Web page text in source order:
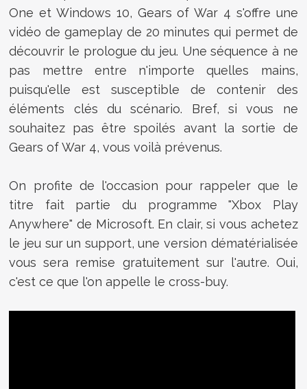
One et Windows 10, Gears of War 4 s'offre une
vidéo de gameplay de 20 minutes qui permet de
découvrir le prologue du jeu. Une séquence à ne
pas mettre entre n'importe quelles mains,
puisqu'elle est susceptible de contenir des
éléments clés du scénario. Bref, si vous ne
souhaitez pas être spoilés avant la sortie de
Gears of War 4, vous voilà prévenus.
On profite de l'occasion pour rappeler que le
titre fait partie du programme "Xbox Play
Anywhere" de Microsoft. En clair, si vous achetez
le jeu sur un support, une version dématérialisée
vous sera remise gratuitement sur l'autre. Oui,
c'est ce que l'on appelle le cross-buy.